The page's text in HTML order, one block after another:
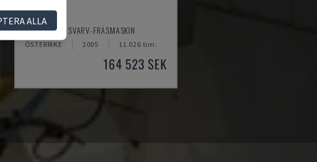
ZT1500YB
MORI SEIKI - SVARV-FRÄSMASKIN
ÖSTERRIKE 2005 11.026 tim.
164 523 SEK
ALLA